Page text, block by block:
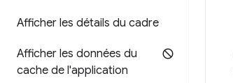
Afficher les détails du cadre
Afficher les données du
cache de l'application